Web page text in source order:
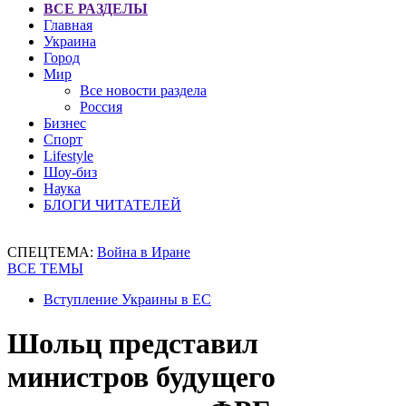
ВСЕ РАЗДЕЛЫ
Главная
Украина
Город
Мир
Все новости раздела
Россия
Бизнес
Спорт
Lifestyle
Шоу-биз
Наука
БЛОГИ ЧИТАТЕЛЕЙ
СПЕЦТЕМА: Война в Иране
ВСЕ ТЕМЫ
Вступление Украины в ЕС
Шольц представил
министров будущего